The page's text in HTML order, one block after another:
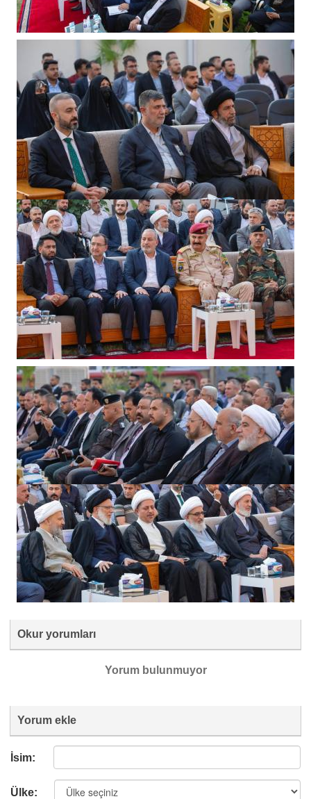
Okur yorumları
Yorum bulunmuyor
Yorum ekle
İsim:
Ülke: